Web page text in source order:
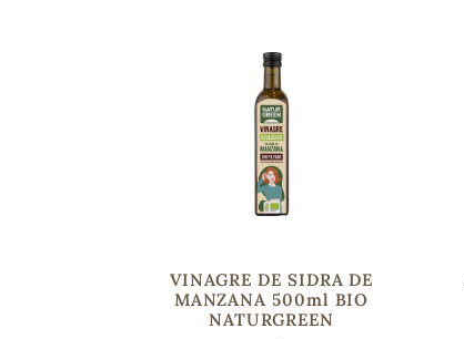
VINAGRE DE SIDRA DE
MANZANA 500ml BIO
NATURGREEN